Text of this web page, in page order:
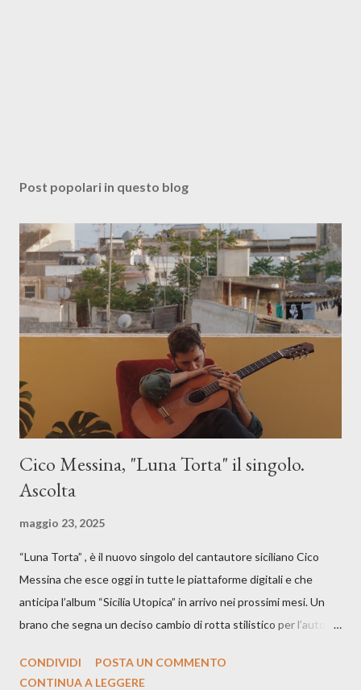
Post popolari in questo blog
Cico Messina, "Luna Torta" il singolo.
Ascolta
maggio 23, 2025
“Luna Torta” , è il nuovo singolo del cantautore siciliano Cico
Messina che esce oggi in tutte le piattaforme digitali e che
anticipa l’album “Sicilia Utopica” in arrivo nei prossimi mesi. Un
brano che segna un deciso cambio di rotta stilistico per l’autore
testo ibrido tra italiano e siciliano, e un’urgenza espressiva che
CONDIVIDI
POSTA UN COMMENTO
CONTINUA A LEGGERE